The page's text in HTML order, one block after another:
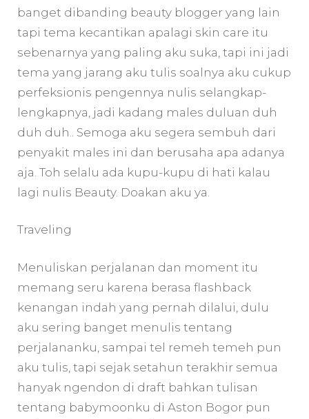
banget dibanding beauty blogger yang lain
tapi tema kecantikan apalagi skin care itu
sebenarnya yang paling aku suka, tapi ini jadi
tema yang jarang aku tulis soalnya aku cukup
perfeksionis pengennya nulis selangkap-
lengkapnya, jadi kadang males duluan duh
duh duh.. Semoga aku segera sembuh dari
penyakit males ini dan berusaha apa adanya
aja. Toh selalu ada kupu-kupu di hati kalau
lagi nulis Beauty. Doakan aku ya.
Traveling
Menuliskan perjalanan dan moment itu
memang seru karena berasa flashback
kenangan indah yang pernah dilalui, dulu
aku sering banget menulis tentang
perjalananku, sampai tel remeh temeh pun
aku tulis, tapi sejak setahun terakhir semua
hanyak ngendon di draft bahkan tulisan
tentang babymoonku di Aston Bogor pun